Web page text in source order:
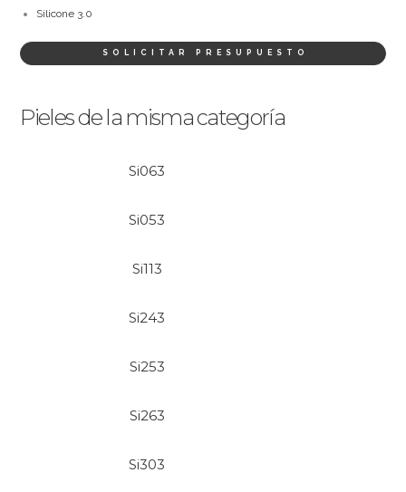
Silicone 3.0
SOLICITAR PRESUPUESTO
Pieles de la misma categoría
Si063
Si053
Si113
Si243
Si253
Si263
Si303